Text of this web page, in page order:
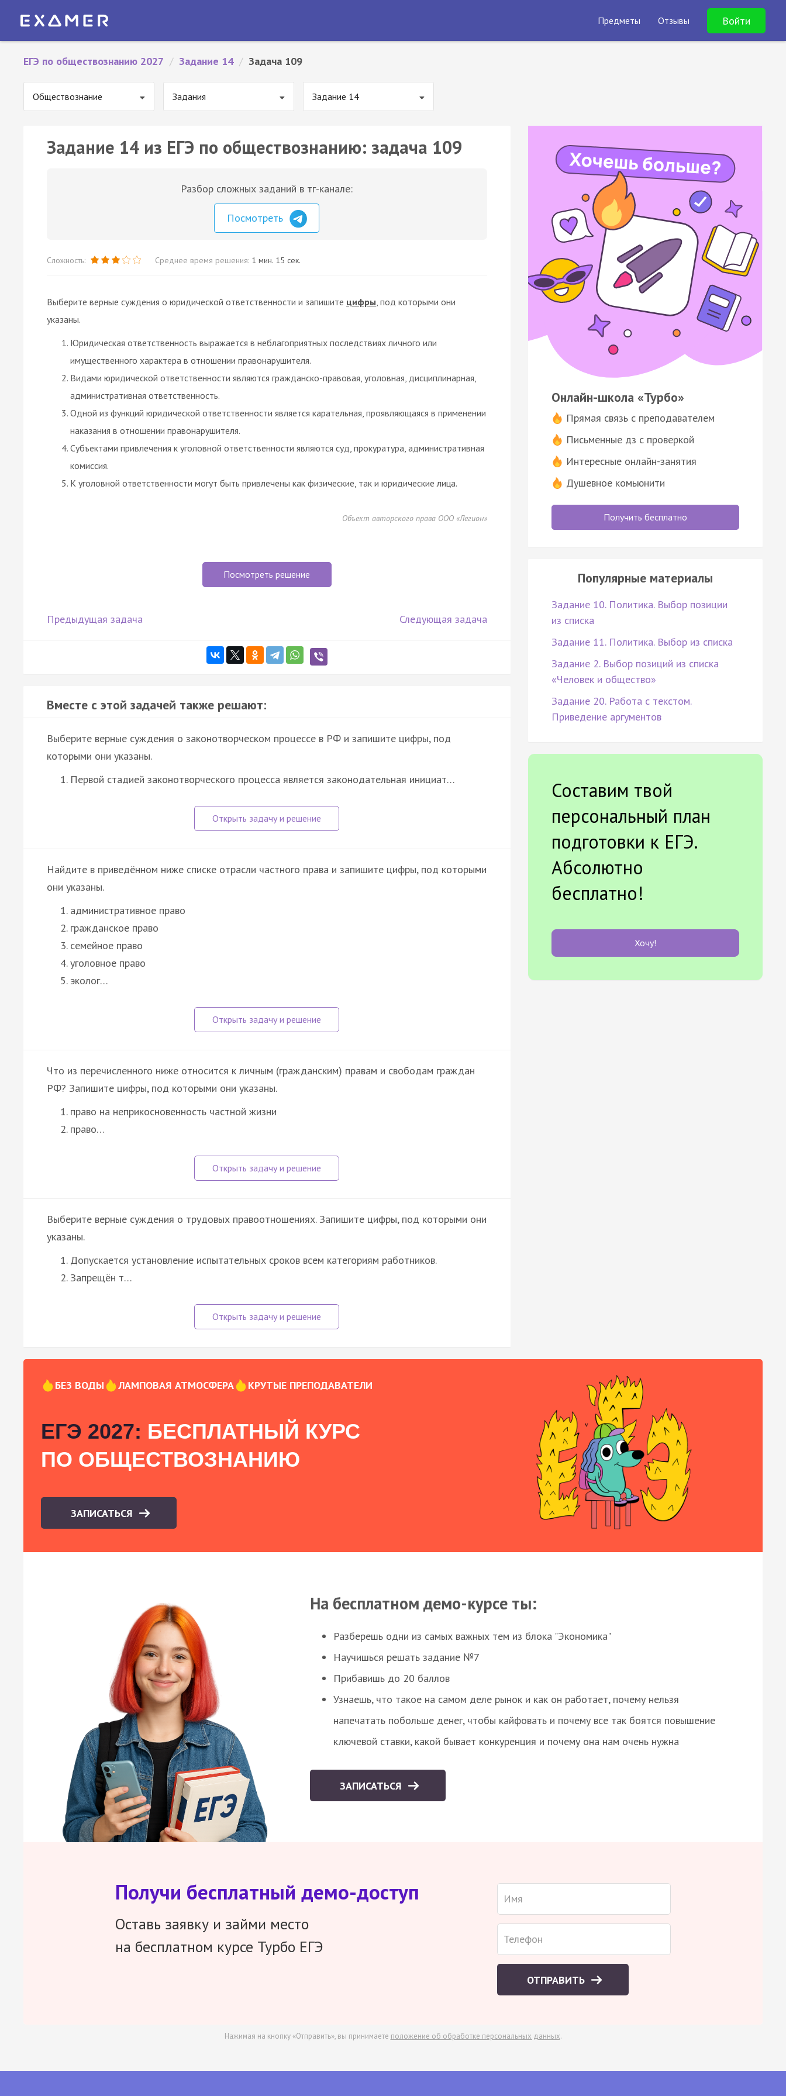
Предметы Отзывы Войти
ЕГЭ по обществознанию 2027 / Задание 14 / Задача 109
Обществознание Задания Задание 14
Задание 14 из ЕГЭ по обществознанию: задача 109
Разбор сложных заданий в тг-канале:
Посмотреть
Сложность: Среднее время решения: 1 мин. 15 сек.
Выберите верные суждения о юридической ответственности и запишите цифры , под которыми они
указаны.
Юридическая ответственность выражается в неблагоприятных последствиях личного или
имущественного характера в отношении правонарушителя.
Видами юридической ответственности являются гражданско-правовая, уголовная, дисциплинарная,
административная ответственность.
Одной из функций юридической ответственности является карательная, проявляющаяся в применении
наказания в отношении правонарушителя.
Субъектами привлечения к уголовной ответственности являются суд, прокуратура, административная
комиссия.
К уголовной ответственности могут быть привлечены как физические, так и юридические лица.
Объект авторского права ООО «Легион»
Посмотреть решение
Предыдущая задача Следующая задача
Вместе с этой задачей также решают:
Выберите верные суждения о законотворческом процессе в РФ и запишите цифры, под
которыми они указаны.
Первой стадией законотворческого процесса является законодательная инициат…
Найдите в приведённом ниже списке отрасли частного права и запишите цифры, под которыми
они указаны.
административное право
гражданское право
семейное право
уголовное право
эколог…
Что из перечисленного ниже относится к личным (гражданским) правам и свободам граждан
РФ? Запишите цифры, под которыми они указаны.
право на неприкосновенность частной жизни
право…
Выберите верные суждения о трудовых правоотношениях. Запишите цифры, под которыми они
указаны.
Допускается установление испытательных сроков всем категориям работников.
Запрещён т…
Онлайн-школа «Турбо»
Прямая связь с преподавателем
Письменные дз с проверкой
Интересные онлайн-занятия
Душевное комьюнити
Получить бесплатно
Популярные материалы
Задание 10. Политика. Выбор позиции
из списка
Задание 11. Политика. Выбор из списка
Задание 2. Выбор позиций из списка
«Человек и общество»
Задание 20. Работа с текстом.
Приведение аргументов
Составим твой
персональный план
подготовки к ЕГЭ.
Абсолютно
бесплатно!
Хочу!
БЕЗ ВОДЫ ЛАМПОВАЯ АТМОСФЕРА КРУТЫЕ ПРЕПОДАВАТЕЛИ
ЕГЭ 2027: БЕСПЛАТНЫЙ КУРС
ПО ОБЩЕСТВОЗНАНИЮ
ЗАПИСАТЬСЯ
На бесплатном демо-курсе ты:
Разберешь одни из самых важных тем из блока "Экономика"
Научишься решать задание №7
Прибавишь до 20 баллов
Узнаешь, что такое на самом деле рынок и как он работает, почему нельзя
напечатать побольше денег, чтобы кайфовать и почему все так боятся повышение
ключевой ставки, какой бывает конкуренция и почему она нам очень нужна
ЗАПИСАТЬСЯ
Получи бесплатный демо-доступ
Оставь заявку и займи место
на бесплатном курсе Турбо ЕГЭ
ОТПРАВИТЬ
Нажимая на кнопку «Отправить», вы принимаете положение об обработке персональных данных.